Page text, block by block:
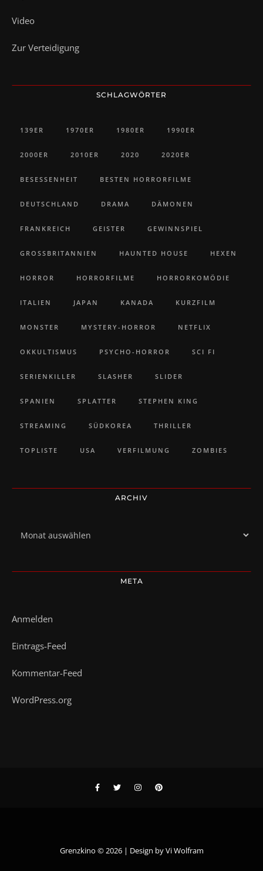
Video
Zur Verteidigung
SCHLAGWÖRTER
139ER 1970ER 1980ER 1990ER
2000ER 2010ER 2020 2020ER
BESESSENHEIT BESTEN HORRORFILME
DEUTSCHLAND DRAMA DÄMONEN
FRANKREICH GEISTER GEWINNSPIEL
GROSSBRITANNIEN HAUNTED HOUSE HEXEN
HORROR HORRORFILME HORRORKOMÖDIE
ITALIEN JAPAN KANADA KURZFILM
MONSTER MYSTERY-HORROR NETFLIX
OKKULTISMUS PSYCHO-HORROR SCI FI
SERIENKILLER SLASHER SLIDER
SPANIEN SPLATTER STEPHEN KING
STREAMING SÜDKOREA THRILLER
TOPLISTE USA VERFILMUNG ZOMBIES
ARCHIV
META
Anmelden
Eintrags-Feed
Kommentar-Feed
WordPress.org
Grenzkino © 2026 | Design byVi Wolfram